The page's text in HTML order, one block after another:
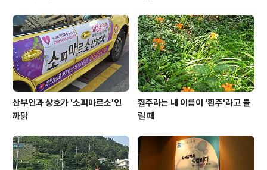
산부인과 상호가 '소피마르소'인
까닭
훤주라는 내 이름이 '흰주'라고 불
릴 때